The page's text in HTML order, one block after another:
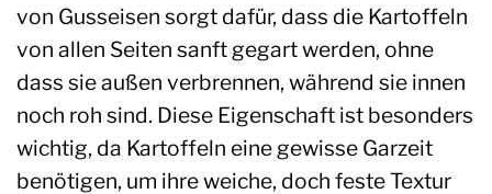
von Gusseisen sorgt dafür, dass die Kartoffeln
von allen Seiten sanft gegart werden, ohne
dass sie außen verbrennen, während sie innen
noch roh sind. Diese Eigenschaft ist besonders
wichtig, da Kartoffeln eine gewisse Garzeit
benötigen, um ihre weiche, doch feste Textur